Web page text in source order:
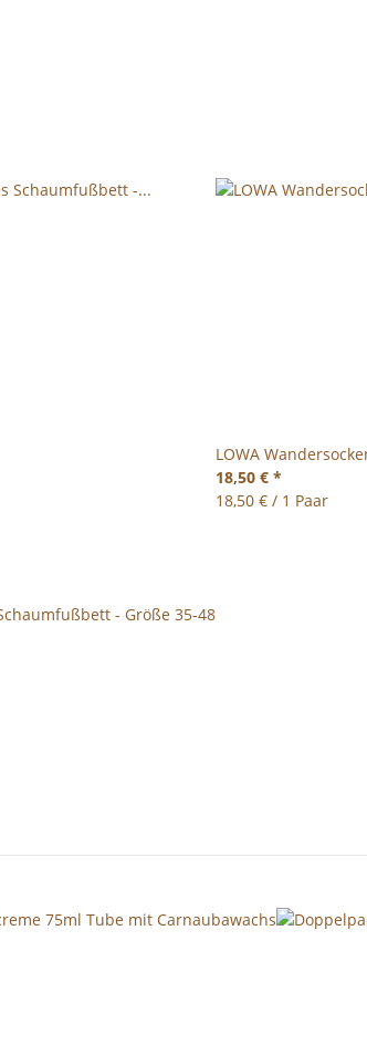
- Größe 35-48
LOWA
18,50 € *
18,50 € / 1 Paar